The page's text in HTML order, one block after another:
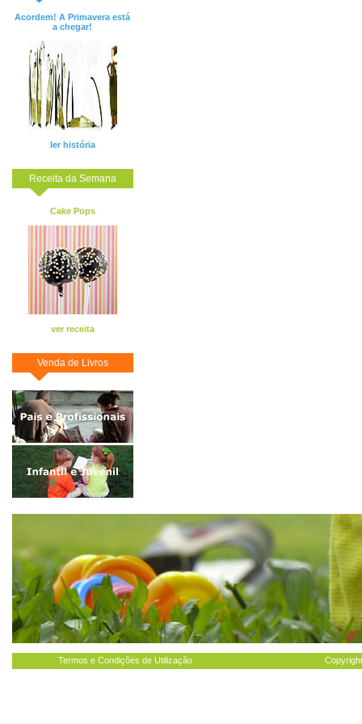
Acordem! A Primavera está
a chegar!
ler história
Receita da Semana
Cake Pops
ver receita
Venda de Livros
Termos e Condições de Utilização